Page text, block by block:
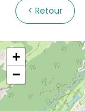
Retour
+
−